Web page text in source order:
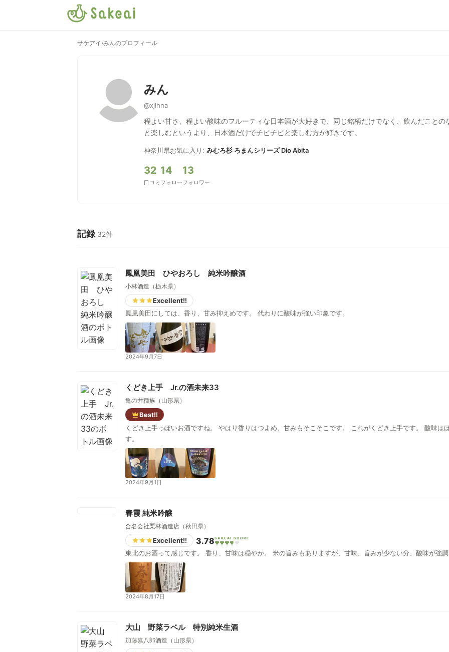
サケアイ ›みんのプロフィール
みん
@xjIhna
程よい甘さ、程よい酸味のフルーティな日本酒が大好きで、同じ銘柄だけでなく、飲んだこと
と楽しむというより、日本酒だけでチビチビと楽しむ方が好きです。
神奈川県お気に入り: みむろ杉 ろまんシリーズ Dio Abita
32
口コミ
14
フォロー
13
フォロワー
記録 32件
鳳凰美田 ひやおろし 純米吟醸酒
小林酒造（栃木県）
Excellent!!
鳳凰美田にしては、香り、甘み抑えめです。 代わりに酸味が強い印象です。
2024年9月7日
くどき上手 Jr.の酒未来33
亀の井種族（山形県）
Best!!
くどき上手っぽいお酒ですね。 やはり香りはつよめ、甘みもそこそこです。 これがくどき上手です。 酸味
す。
2024年9月1日
春霞 純米吟醸
合名会社栗林酒造店（秋田県）
Excellent!! 3.78SAKEAI SCORE
東北のお酒って感じです。 香り、甘味は穏やか。 米の旨みもありますが、甘味、旨みが少ない分、酸味が強調
2024年8月17日
大山 野菜ラベル 特別純米生酒
加藤嘉八郎酒造（山形県）